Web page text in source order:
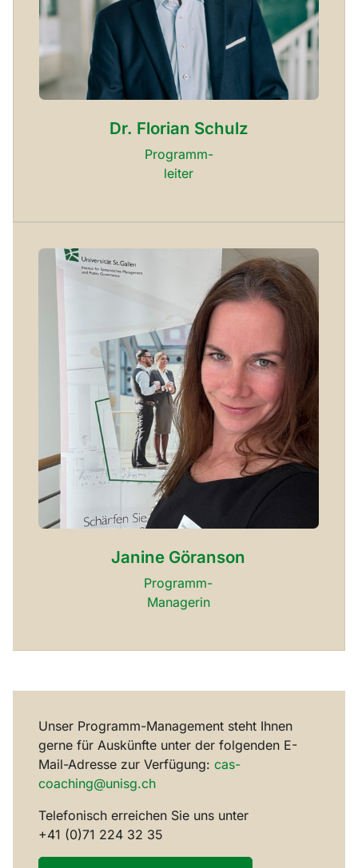
Dr. Florian Schulz
Programm-
leiter
Janine Göranson
Programm-
Managerin
Unser Programm-Management steht Ihnen
gerne für Auskünfte unter der folgenden E-
Mail-Adresse zur Verfügung: cas-
coaching@unisg.ch
Telefonisch erreichen Sie uns unter
+41 (0)71 224 32 35